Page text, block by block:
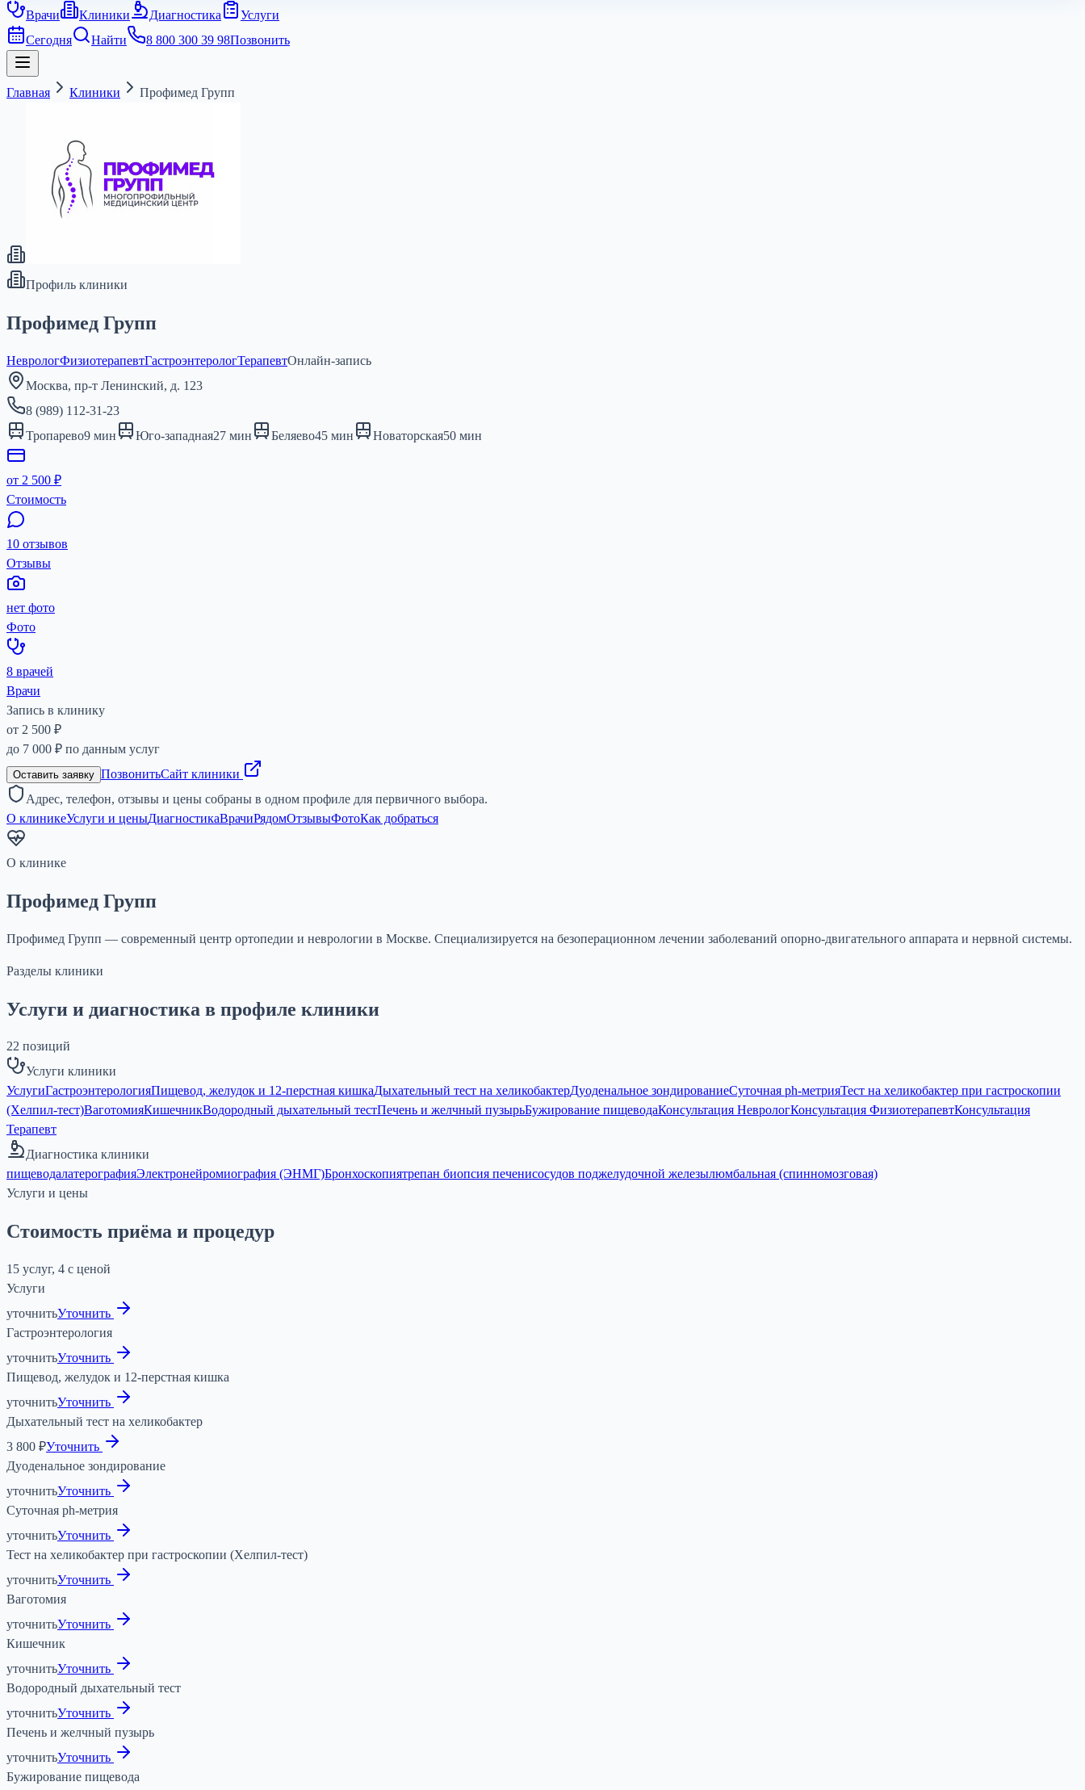
Врачи
Клиники Диагностика
Услуги
Сегодня
Найти 8 800 300 39 98Позвонить
Главная Клиники Профимед Групп
Профиль клиники
Профимед Групп
НеврологФизиотерапевтГастроэнтерологТерапевтОнлайн-запись
Москва, пр-т Ленинский, д. 123
8 (989) 112-31-23
Тропарево9 мин Юго-западная27 мин Беляево45 мин Новаторская50 мин
от 2 500 ₽
Стоимость
10 отзывов
Отзывы
нет фото
Фото
8 врачей
Врачи
Запись в клинику
от 2 500 ₽
до 7 000 ₽ по данным услуг
Оставить заявку ПозвонитьСайт клиники
Адрес, телефон, отзывы и цены собраны в одном профиле для первичного выбора.
О клиникеУслуги и ценыДиагностикаВрачиРядомОтзывыФотоКак добраться
О клинике
Профимед Групп
Профимед Групп — современный центр ортопедии и неврологии в Москве. Специализируется на безоперационном лечении заболеваний опорно-двигательного аппарата и нервной системы.
Разделы клиники
Услуги и диагностика в профиле клиники
22 позиций
Услуги клиники
УслугиГастроэнтерологияПищевод, желудок и 12-перстная кишкаДыхательный тест на хеликобактерДуоденальное зондированиеСуточная ph-метрияТест на хеликобактер при гастроскопии
(Хелпил-тест)ВаготомияКишечникВодородный дыхательный тестПечень и желчный пузырьБужирование пищеводаКонсультация НеврологКонсультация ФизиотерапевтКонсультация
Терапевт
Диагностика клиники
пищеводалатерографияЭлектронейромиография (ЭНМГ)Бронхоскопиятрепан биопсия печенисосудов поджелудочной железылюмбальная (спинномозговая)
Услуги и цены
Стоимость приёма и процедур
15 услуг, 4 с ценой
Услуги
уточнитьУточнить
Гастроэнтерология
уточнитьУточнить
Пищевод, желудок и 12-перстная кишка
уточнитьУточнить
Дыхательный тест на хеликобактер
3 800 ₽Уточнить
Дуоденальное зондирование
уточнитьУточнить
Суточная ph-метрия
уточнитьУточнить
Тест на хеликобактер при гастроскопии (Хелпил-тест)
уточнитьУточнить
Ваготомия
уточнитьУточнить
Кишечник
уточнитьУточнить
Водородный дыхательный тест
уточнитьУточнить
Печень и желчный пузырь
уточнитьУточнить
Бужирование пищевода